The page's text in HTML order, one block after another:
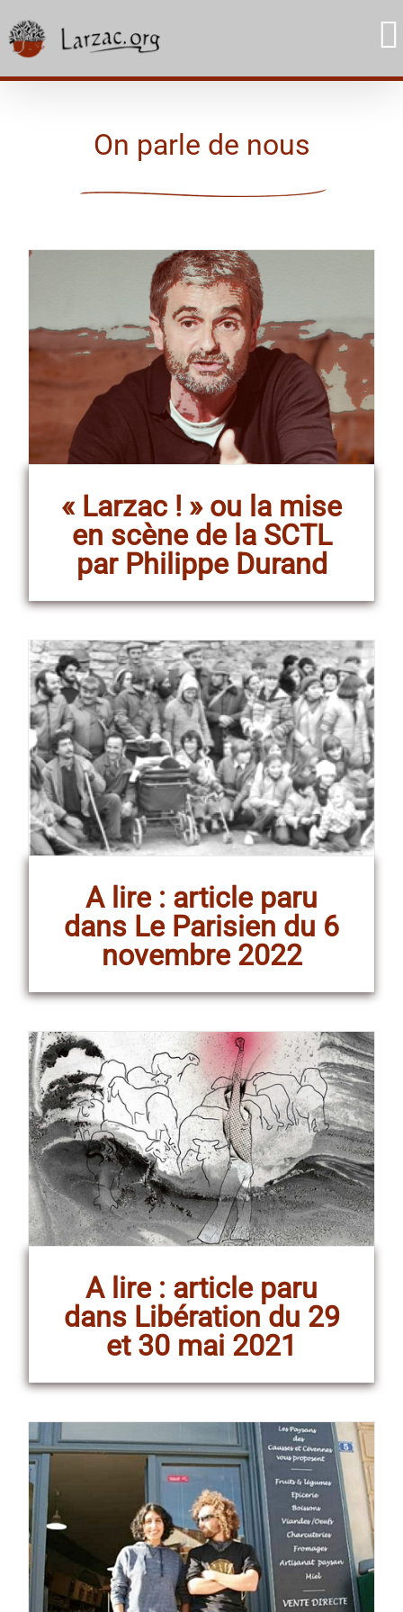
to
content
On parle de nous
« Larzac ! » ou la mise
en scène de la SCTL
par Philippe Durand
A lire : article paru
dans Le Parisien du 6
novembre 2022
A lire : article paru
dans Libération du 29
et 30 mai 2021